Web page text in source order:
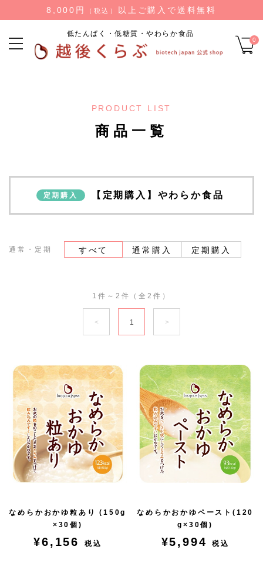
8,000円 （税込） 以上ご購入で送料無料
低たんぱく・低糖質・やわらか食品
0
PRODUCT LIST
商品一覧
定期購入 【定期購入】やわらか食品
通常・定期 すべて 通常購入 定期購入
1件～2件（全2件）
1
なめらかおかゆ粒あり (150g
×30個)
¥6,156 税込
なめらかおかゆペースト(120
g×30個)
¥5,994税込